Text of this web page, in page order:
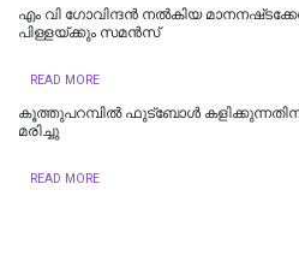
എം വി ഗോവിന്ദൻ നൽകിയ
പിള്ളയ്‌ക്കും സമൻസ്‌
READ MORE
കൂത്തുപറമ്പിൽ ഫുട്ബോൾ
മരിച്ചു
READ MORE